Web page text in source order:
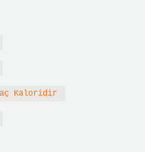
Kaloridir